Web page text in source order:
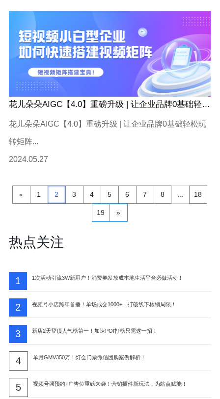
花儿朵朵AIGC【4.0】重磅升级 | 让企业品牌0基础轻松玩转矩阵营销
花儿朵朵AIGC【4.0】重磅升级 | 让企业品牌0基础轻松玩
转矩阵...
2024.05.27
« 1 2 3 4 5 6 7 8 18
19 »
热点关注
1 1次活动引流3W新用户！消费券发放成本地生活平台必做活动！
2 视频号小店跨年首播！单场成交1000+，打破线下核销局限！
3 新店2天登顶人气榜第一！加速POI打榜只需这一招！
4 单月GMV350万！灯会门票微信团购案例解析！
5 视频号强预约+广告位重磅来袭！营销插件新玩法，为站点赋能！